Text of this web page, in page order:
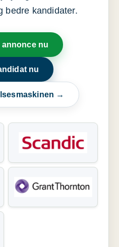
bedre kandidater.
nu
nu
→